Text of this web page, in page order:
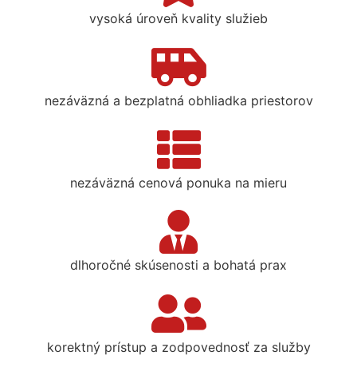
vysoká úroveň kvality služieb
nezáväzná a bezplatná obhliadka priestorov
nezáväzná cenová ponuka na mieru
dlhoročné skúsenosti a bohatá prax
korektný prístup a zodpovednosť za služby